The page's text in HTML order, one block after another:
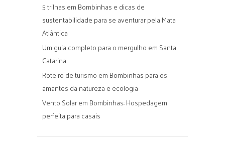
5 trilhas em Bombinhas e dicas de
sustentabilidade para se aventurar pela Mata
Atlântica
Um guia completo para o mergulho em Santa
Catarina
Roteiro de turismo em Bombinhas para os
amantes da natureza e ecologia
Vento Solar em Bombinhas: Hospedagem
perfeita para casais